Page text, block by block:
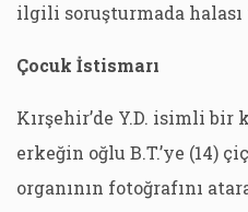
ilgili soruşturmada halası
Çocuk İstismarı
Kırşehir’de Y.D. isimli bir
erkeğin oğlu B.T.’ye (14)
organının fotoğrafını